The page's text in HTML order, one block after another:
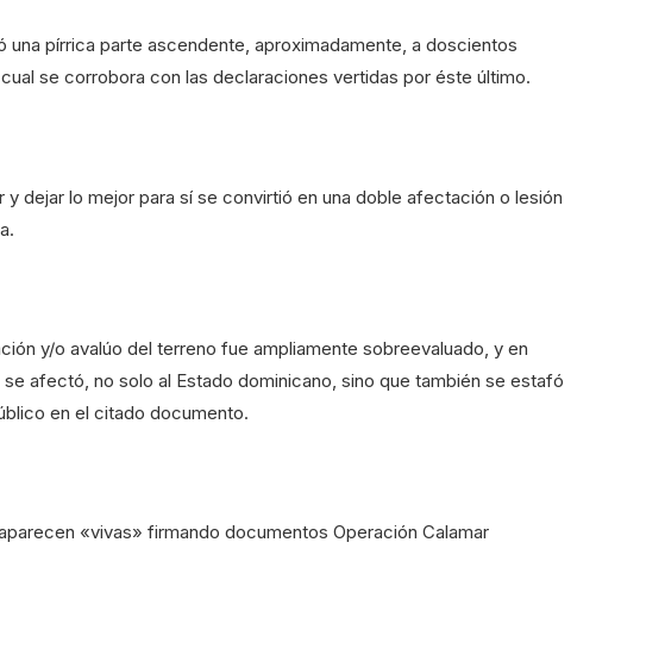
pírrica parte ascendente, aproximadamente, a doscientos
se corrobora con las declaraciones vertidas por éste último.
dejar lo mejor para sí se convirtió en una doble afectación o lesión
y/o avalúo del terreno fue ampliamente sobreevaluado, y en
afectó, no solo al Estado dominicano, sino que también se estafó
en el citado documento.
«vivas» firmando documentos Operación Calamar